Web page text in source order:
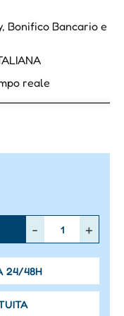
Bonifico Bancario e
reale
24/48H